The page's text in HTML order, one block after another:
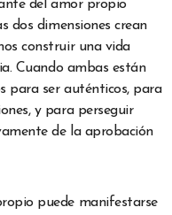
del amor propio
dos dimensiones crean
construir una vida
Cuando ambas están
para ser auténticos, para
y para perseguir
de la aprobación
puede manifestarse